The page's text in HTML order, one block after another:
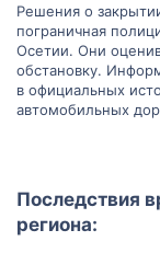
Решения о
пограничная
Осетии. Они
обстановку.
в официальных
автомобильных
Последствия
региона:​